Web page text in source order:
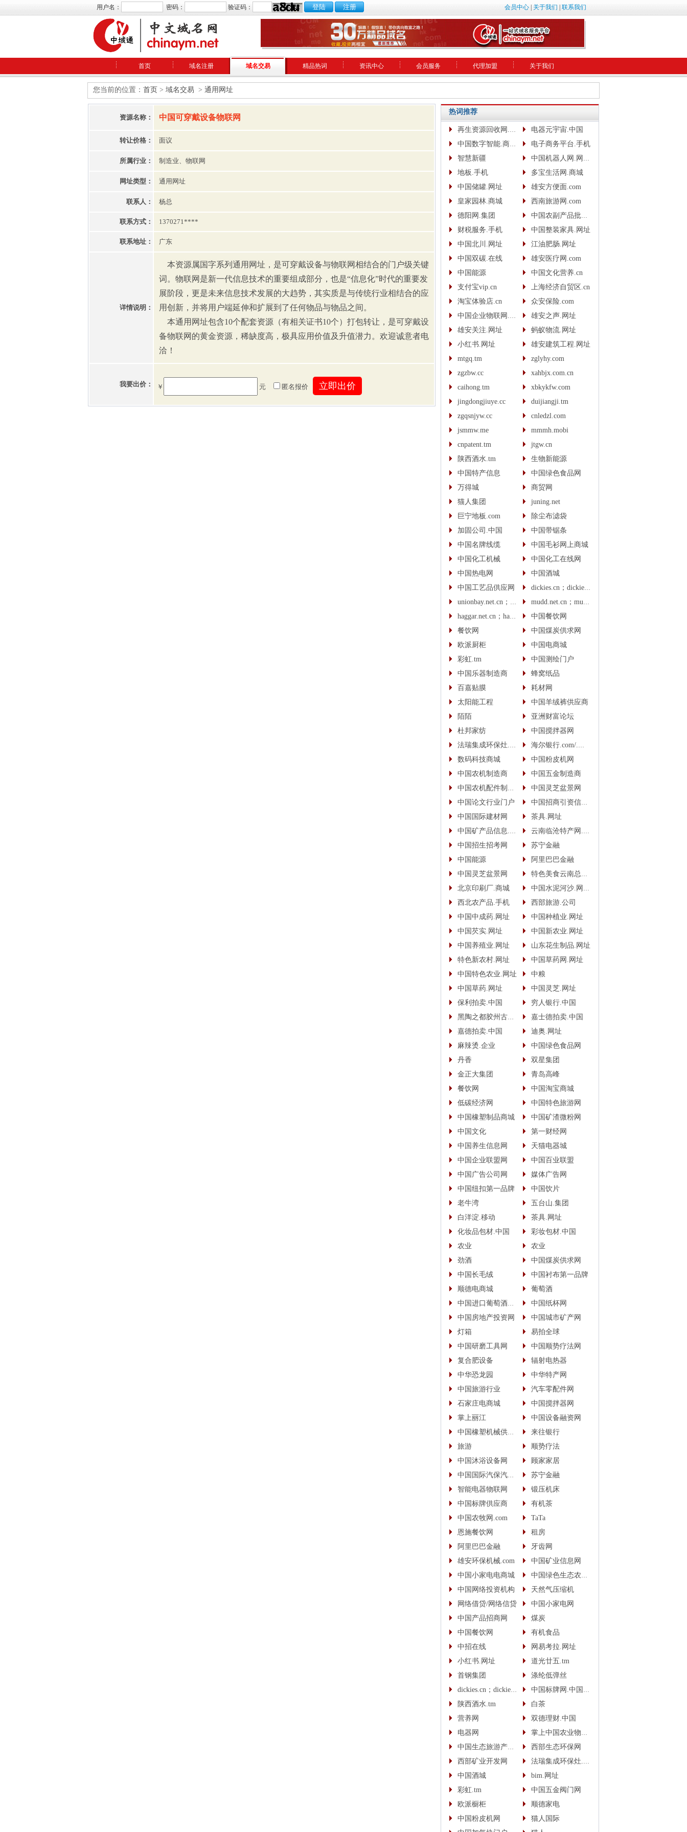
会员中心 关于我们 联系我们
用户名： 密码： 验证码：
首页 域名注册 域名交易 精品热词 资讯中心 会员服务 代理加盟 关于我们
您当前的位置： 首页 > 域名交易 > 通用网址
资源名称： 中国可穿戴设备物联网
转让价格： 面议
所属行业： 制造业、物联网
网址类型： 通用网址
联系人： 杨总
联系方式： 1370271****
联系地址： 广东
详情说明：
本资源属国字系列通用网址，是可穿戴设备与物联网相结合的门户级关键
词。物联网是新一代信息技术的重要组成部分，也是“信息化”时代的重要发
展阶段，更是未来信息技术发展的大趋势，其实质是与传统行业相结合的应
用创新，并将用户端延伸和扩展到了任何物品与物品之间。
本通用网址包含10个配套资源（有相关证书10个）打包转让，是可穿戴设
备物联网的黄金资源，稀缺度高，极具应用价值及升值潜力。欢迎诚意者电
洽！
我要出价： ￥ 元 匿名报价
热词推荐
再生资源回收网.网址
电器元宇宙.中国
中国数字智能.商城.网址.中文网
电子商务平台.手机
智慧新疆
中国机器人网.网址www.robotcn.top
地板.手机
多宝生活网.商城
中国储罐.网址
雄安方便面.com
皇家园林.商城
西南旅游网.com
德阳网.集团
中国农副产品批发网.com
财税服务.手机
中国整装家具.网址
中国北川.网址
江油肥肠.网址
中国双碳.在线
雄安医疗网.com
中国能源
中国文化营养.cn
支付宝vip.cn
上海经济自贸区.cn
淘宝体验店.cn
众安保险.com
中国企业物联网.com
雄安之声.网址
雄安关注.网址
蚂蚁物流.网址
小红书.网址
雄安建筑工程.网址
mtgq.tm
zglyhy.com
zgzbw.cc
xahbjx.com.cn
caihong.tm
xbkykfw.com
jingdongjiuye.cc
duijiangji.tm
zgqsnjyw.cc
cnledzl.com
jsmmw.me
mmmh.mobi
cnpatent.tm
jtgw.cn
陕西酒水.tm
生物新能源
中国特产信息
中国绿色食品网
万得城
商贸网
猫人集团
juning.net
巨宁地板.com
除尘布滤袋
加固公司.中国
中国带锯条
中国名牌线缆
中国毛衫网上商城
中国化工机械
中国化工在线网
中国热电网
中国酒城
中国工艺品供应网
dickies.cn；dickies.cc
unionbay.net.cn；unionbay.cn
mudd.net.cn；mudd.cn
haggar.net.cn；haggar.cn
中国餐饮网
餐饮网
中国煤炭供求网
欧派厨柜
中国电商城
彩虹.tm
中国测绘门户
中国乐器制造商
蜂窝纸品
百嘉贴膜
耗材网
太阳能工程
中国羊绒裤供应商
陌陌
亚洲财富论坛
杜邦家纺
中国搅拌器网
法瑞集成环保灶.中国
海尔银行.com/.中国
数码科技商城
中国粉皮机网
中国农机制造商
中国五金制造商
中国农机配件制造商
中国灵芝盆景网
中国论文行业门户
中国招商引资信息网
中国国际建材网
茶具.网址
中国矿产品信息.网址
云南临沧特产网.网址
中国招生招考网
苏宁金融
中国能源
阿里巴巴金融
中国灵芝盆景网
特色美食云南总代.商城
北京印刷厂.商城
中国水泥河沙.网址(.手机)
西北农产品.手机
西部旅游.公司
中国中成药.网址
中国种植业.网址
中国芡实.网址
中国新农业.网址
中国养殖业.网址
山东花生制品.网址
特色新农村.网址
中国草药网.网址
中国特色农业.网址
中粮
中国草药.网址
中国灵芝.网址
保利拍卖.中国
穷人银行.中国
黑陶之都胶州古酿.中国
嘉士德拍卖.中国
嘉德拍卖.中国
迪奥.网址
麻辣烫.企业
中国绿色食品网
丹香
双星集团
金正大集团
青岛高峰
餐饮网
中国淘宝商城
低碳经济网
中国特色旅游网
中国橡塑制品商城
中国矿渣微粉网
中国文化
第一财经网
中国养生信息网
天猫电器城
中国企业联盟网
中国百业联盟
中国广告公司网
媒体广告网
中国纽扣第一品牌
中国饮片
老牛湾
五台山.集团
白洋淀.移动
茶具.网址
化妆品包材.中国
彩妆包材.中国
农业
农业
劲酒
中国煤炭供求网
中国长毛绒
中国衬布第一品牌
顺德电商城
葡萄酒
中国进口葡萄酒商城
中国纸杯网
中国房地产投资网
中国城市矿产网
灯箱
易拍全球
中国研磨工具网
中国顺势疗法网
复合肥设备
辐射电热器
中华恐龙园
中华特产网
中国旅游行业
汽车零配件网
石家庄电商城
中国搅拌器网
掌上丽江
中国设备融资网
中国橡塑机械供应商
来往银行
旅游
顺势疗法
中国沐浴设备网
顾家家居
中国国际汽保汽配城
苏宁金融
智能电器物联网
锻压机床
中国标牌供应商
有机茶
中国农牧网.com
TaTa
恩施餐饮网
租房
阿里巴巴金融
牙齿网
雄安环保机械.com
中国矿业信息网
中国小家电电商城
中国绿色生态农业信息网
中国网络投资机构
天然气压缩机
网络借贷/网络信贷
中国小家电网
中国产品招商网
煤炭
中国餐饮网
有机食品
中招在线
网易考拉.网址
小红书.网址
道光廿五.tm
首钢集团
涤纶低弹丝
dickies.cn；dickies.cc
中国标牌网.中国(cn)
陕西酒水.tm
白茶
营养网
双德理财.中国
电器网
掌上中国农业物联网
中国生态旅游产业网
西部生态环保网
西部矿业开发网
法瑞集成环保灶.中国
中国酒城
bim.网址
彩虹.tm
中国五金阀门网
欧派橱柜
顺德家电
中国粉皮机网
猫人国际